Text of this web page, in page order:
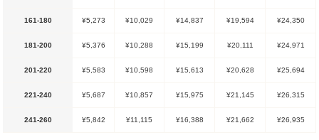
161-180 ¥5,273 ¥10,029 ¥14,837 ¥19,594 ¥24,350
181-200 ¥5,376 ¥10,288 ¥15,199 ¥20,111 ¥24,971
201-220 ¥5,583 ¥10,598 ¥15,613 ¥20,628 ¥25,694
221-240 ¥5,687 ¥10,857 ¥15,975 ¥21,145 ¥26,315
241-260 ¥5,842 ¥11,115 ¥16,388 ¥21,662 ¥26,935